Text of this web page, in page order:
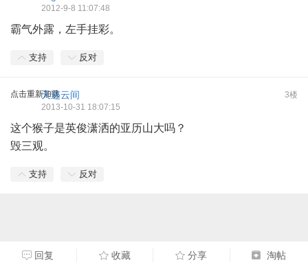
2012-9-8 11:07:48
霸气外露，左手挂彩。
支持 反对
点击重新加载 3楼
天迹云间
2013-10-31 18:07:15
这个猴子是英俊潇洒的亚历山大吗？
毁三观。
支持 反对
回复 收藏 分享 淘帖